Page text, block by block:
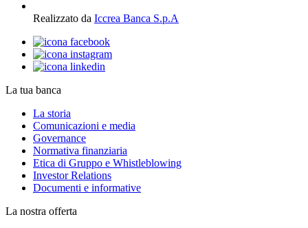
Realizzato da Iccrea Banca S.p.A
La tua banca
La storia
Comunicazioni e media
Governance
Normativa finanziaria
Etica di Gruppo e Whistleblowing
Investor Relations
Documenti e informative
La nostra offerta